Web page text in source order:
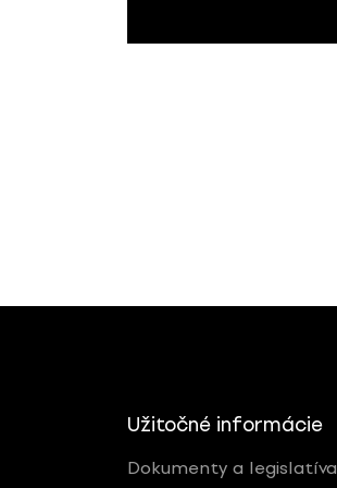
Užitočné informácie
Dokumenty a legislatíva